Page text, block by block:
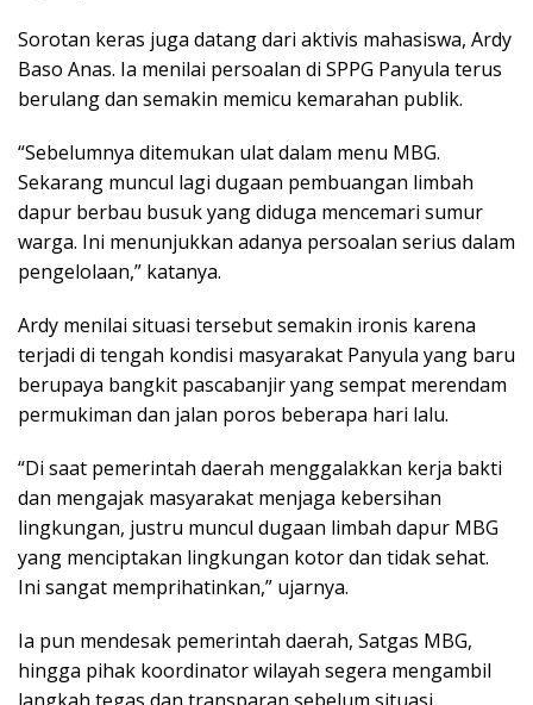
Sorotan keras juga datang dari aktivis mahasiswa, Ardy
Baso Anas. Ia menilai persoalan di SPPG Panyula terus
berulang dan semakin memicu kemarahan publik.
“Sebelumnya ditemukan ulat dalam menu MBG.
Sekarang muncul lagi dugaan pembuangan limbah
dapur berbau busuk yang diduga mencemari sumur
warga. Ini menunjukkan adanya persoalan serius dalam
pengelolaan,” katanya.
Ardy menilai situasi tersebut semakin ironis karena
terjadi di tengah kondisi masyarakat Panyula yang baru
berupaya bangkit pascabanjir yang sempat merendam
permukiman dan jalan poros beberapa hari lalu.
“Di saat pemerintah daerah menggalakkan kerja bakti
dan mengajak masyarakat menjaga kebersihan
lingkungan, justru muncul dugaan limbah dapur MBG
yang menciptakan lingkungan kotor dan tidak sehat.
Ini sangat memprihatinkan,” ujarnya.
Ia pun mendesak pemerintah daerah, Satgas MBG,
hingga pihak koordinator wilayah segera mengambil